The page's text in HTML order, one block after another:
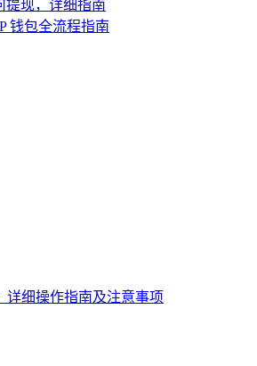
提现，详细指南
钱包全流程指南
详细操作指南及注意事项